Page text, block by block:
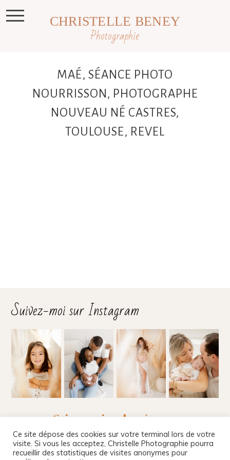
Photographie
CHRISTELLE BENEY
MAÉ, SÉANCE PHOTO
NOURRISSON, PHOTOGRAPHE
NOUVEAU NÉ CASTRES,
TOULOUSE, REVEL
Suivez-moi sur Instagram
Suivez-moi sur les réseaux
Ce site dépose des cookies sur votre terminal lors de votre
visite. Si vous les acceptez, Christelle Photographie pourra
recueillir des statistiques de visites anonymes pour